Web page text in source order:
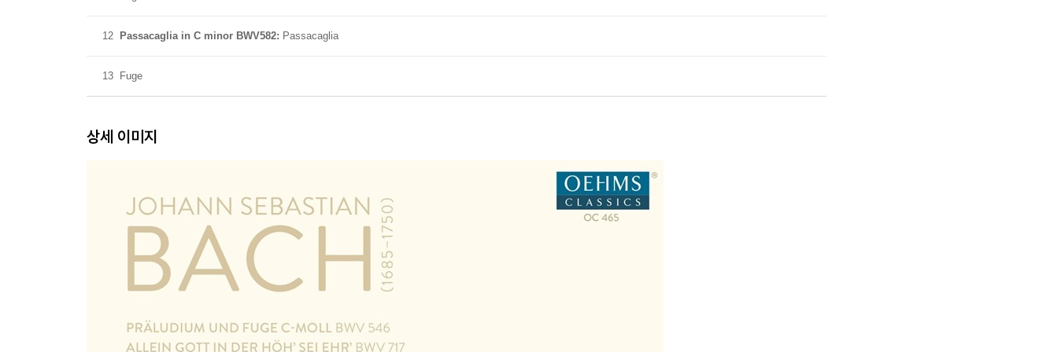
12 Passacaglia in C minor BWV582: Passacaglia
13 Fuge
상세 이미지